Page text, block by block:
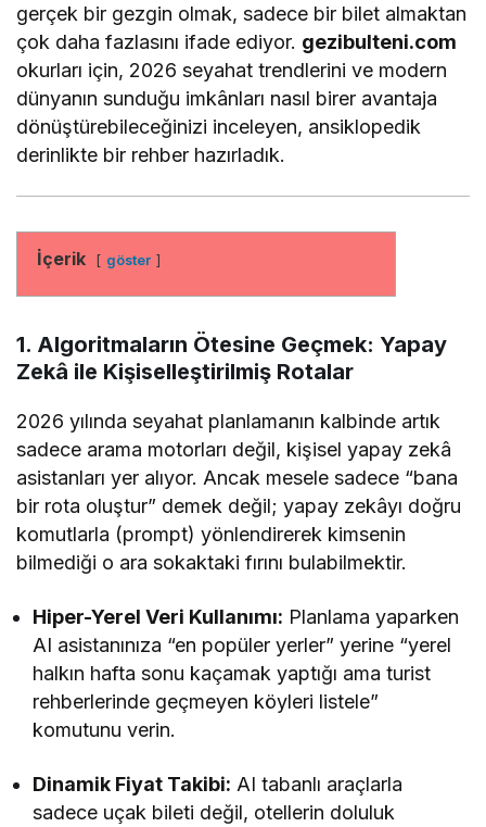
gerçek bir gezgin olmak, sadece bir bilet almaktan
çok daha fazlasını ifade ediyor. gezibulteni.com
okurları için, 2026 seyahat trendlerini ve modern
dünyanın sunduğu imkânları nasıl birer avantaja
dönüştürebileceğinizi inceleyen, ansiklopedik
derinlikte bir rehber hazırladık.
İçerik göster
1. Algoritmaların Ötesine Geçmek: Yapay
Zekâ ile Kişiselleştirilmiş Rotalar
2026 yılında seyahat planlamanın kalbinde artık
sadece arama motorları değil, kişisel yapay zekâ
asistanları yer alıyor. Ancak mesele sadece “bana
bir rota oluştur” demek değil; yapay zekâyı doğru
komutlarla (prompt) yönlendirerek kimsenin
bilmediği o ara sokaktaki fırını bulabilmektir.
Hiper-Yerel Veri Kullanımı: Planlama yaparken
AI asistanınıza “en popüler yerler” yerine “yerel
halkın hafta sonu kaçamak yaptığı ama turist
rehberlerinde geçmeyen köyleri listele”
komutunu verin.
Dinamik Fiyat Takibi: AI tabanlı araçlarla
sadece uçak bileti değil, otellerin doluluk